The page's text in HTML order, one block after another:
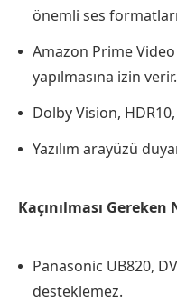
önemli ses
Amazon Prime Video
yapılmasına izin verir.
Dolby Vision,
Yazılım arayüzü
Kaçınılması Gereken
Panasonic UB820,
desteklemez.